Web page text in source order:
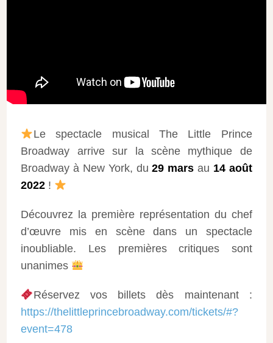
Le spectacle musical The Little Prince
Broadway arrive sur la scène mythique de
Broadway à New York, du29 mars au 14 août
2022 !
Découvrez la première représentation du chef
d’œuvre mis en scène dans un spectacle
inoubliable. Les premières critiques sont
unanimes
Réservez vos billets dès maintenant :
https://thelittleprincebroadway.com/tickets/#?
event=478